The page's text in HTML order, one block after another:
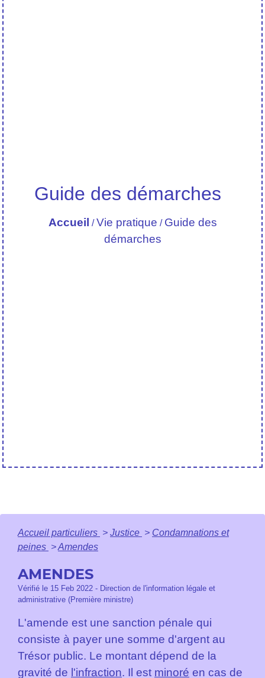
Guide des démarches
Accueil /Vie pratique / Guide des
démarches
Accueil particuliers > Justice > Condamnations et
peines >Amendes
AMENDES
Vérifié le 15 Feb 2022 - Direction de l'information légale et
administrative (Première ministre)
L'amende est une sanction pénale qui
consiste à payer une somme d'argent au
Trésor public. Le montant dépend de la
gravité de l'infraction. Il est minoré en cas de